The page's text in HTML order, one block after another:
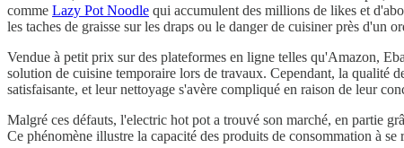
comme Lazy Pot Noodle qui accumulent des millions de likes et
les taches de graisse sur les draps ou le danger de cuisiner près d'un
Vendue à petit prix sur des plateformes en ligne telles qu'Amazon,
solution de cuisine temporaire lors de travaux. Cependant, la qualité
satisfaisante, et leur nettoyage s'avère compliqué en raison de leur
Malgré ces défauts, l'electric hot pot a trouvé son marché, en partie
Ce phénomène illustre la capacité des produits de consommation à